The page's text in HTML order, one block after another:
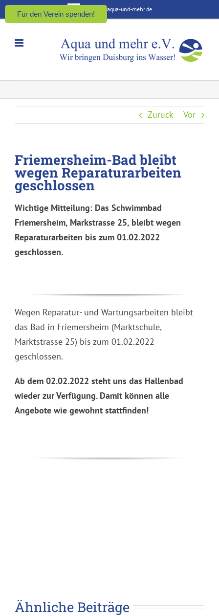
Zum
Inhalt
kontakt@aqua-und-mehr.de
Zurück Vor
Friemersheim-Bad bleibt
wegen Reparaturarbeiten
geschlossen
Wichtige Mitteilung: Das Schwimmbad
Friemersheim, Markstrasse 25, bleibt wegen
Reparaturarbeiten bis zum 01.02.2022
geschlossen.
Wegen Reparatur- und Wartungsarbeiten bleibt
das Bad in Friemersheim (Marktschule,
Marktstrasse 25) bis zum 01.02.2022
geschlossen.
Ab dem 02.02.2022 steht uns das Hallenbad
wieder zur Verfügung. Damit können alle
Angebote wie gewohnt stattfinden!
Ähnliche Beiträge
Für den Verein spenden!